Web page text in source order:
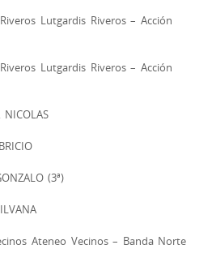
Lutgardis Riveros – Acción
Lutgardis Riveros – Acción
NICOLAS
(3ª)
Ateneo Vecinos – Banda Norte